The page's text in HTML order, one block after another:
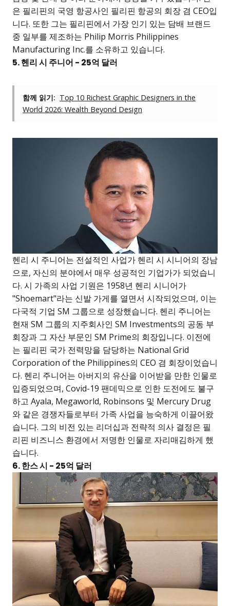
은 필리핀의 국영 항공사인 필리핀 항공의 회장 겸 CEO입
니다. 또한 그는 필리핀에서 가장 인기 있는 담배 브랜드
중 일부를 제조하는 Philip Morris Philippines
Manufacturing Inc.를 소유하고 있습니다.
5. 헨리 시 주니어 - 25억 달러
함께 읽기: Top 10 Richest Graphic Designers in the
World 2026: Wealth Beyond Design
헨리 시 주니어는 전설적인 사업가 헨리 시 시니어의 장남
으로, 자신의 분야에서 매우 성공적인 기업가가 되었습니
다. 시 가족의 사업 기원은 1958년 헨리 시니어가
"Shoemart"라는 신발 가게를 열면서 시작되었으며, 이는
다국적 기업 SM 그룹으로 성장했습니다. 헨리 주니어는
현재 SM 그룹의 지주회사인 SM Investments의 공동 부
회장과 그 자산 부문인 SM Prime의 회장입니다. 이전에
는 필리핀 국가 전력망을 담당하는 National Grid
Corporation of the Philippines의 CEO 겸 회장이었습니
다. 헨리 주니어는 아버지의 유산을 이어받을 만한 인물로
입증되었으며, Covid-19 팬데믹으로 인한 도전에도 불구
하고 Ayala, Megaworld, Robinsons 및 Mercury Drug
와 같은 경쟁자들로부터 가족 사업을 능숙하게 이끌어왔
습니다. 그의 비전 있는 리더십과 전략적 의사 결정은 필
리핀 비즈니스 환경에서 저명한 인물로 자리매김하게 했
습니다.
6. 한스 시 - 25억 달러